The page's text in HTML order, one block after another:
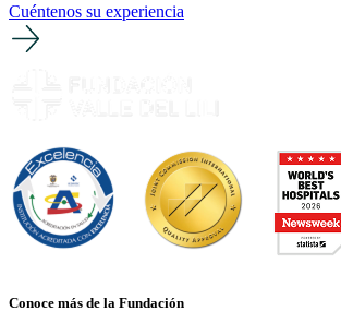
Cuéntenos su experiencia
Conoce más de la Fundación